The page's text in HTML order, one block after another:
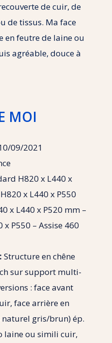
de cuir, de
de tissus. Ma face
en feutre de laine ou
agréable, douce à
MOI
09/2021
H820 x L440 x
x L440 x P550
x L440 x P520 mm –
P550 – Assise 460
Structure en chêne
sur support multi-
: face avant
face arrière en
gris/brun) ép.
laine ou simili cuir,